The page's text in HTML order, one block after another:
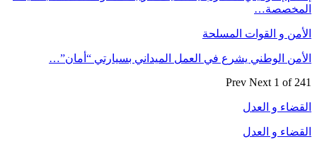
المخصصة…
الأمن و القوات المسلحة
الأمن الوطني يشرع في العمل الميداني بسيارتي “أمان”…
Prev Next 1 of 241
القضاء و العدل
القضاء و العدل